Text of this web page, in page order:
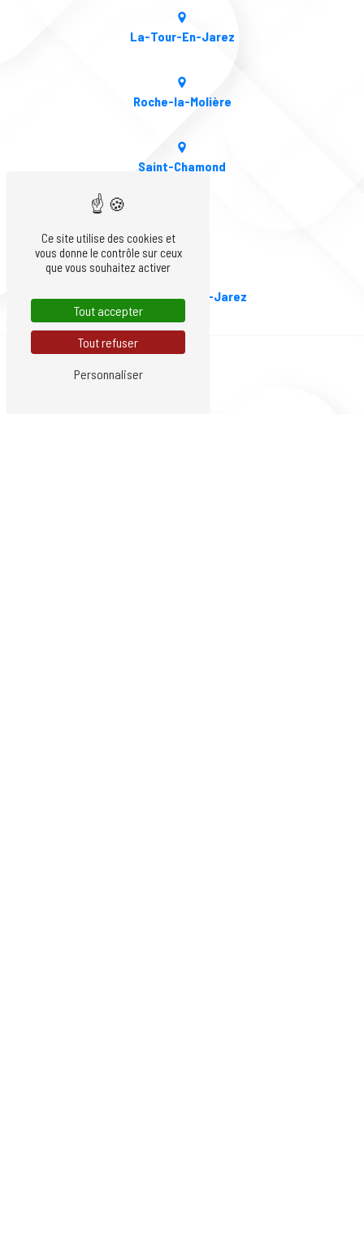
La-Tour-En-Jarez
Roche-la-Molière
Saint-Chamond
Firminy
Saint-Priest-en-Jarez
Ce site utilise des cookies et
vous donne le contrôle sur ceux
que vous souhaitez activer
Tout accepter
Tout refuser
Personnaliser